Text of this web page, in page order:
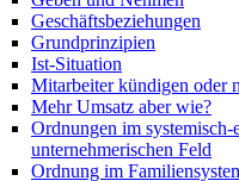
Geschäftsbeziehungen
Grundprinzipien
Ist-Situation
Mitarbeiter kündigen oder
Mehr Umsatz aber wie?
Ordnungen im systemisch-
unternehmerischen Feld
Ordnung im